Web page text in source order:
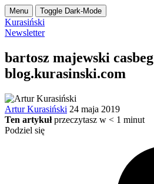
Menu Toggle Dark-Mode
Kurasiński
Newsletter
bartosz majewski casbeg
blog.kurasinski.com
Artur Kurasiński 24 maja 2019
Ten artykuł przeczytasz w < 1 minut
Podziel się